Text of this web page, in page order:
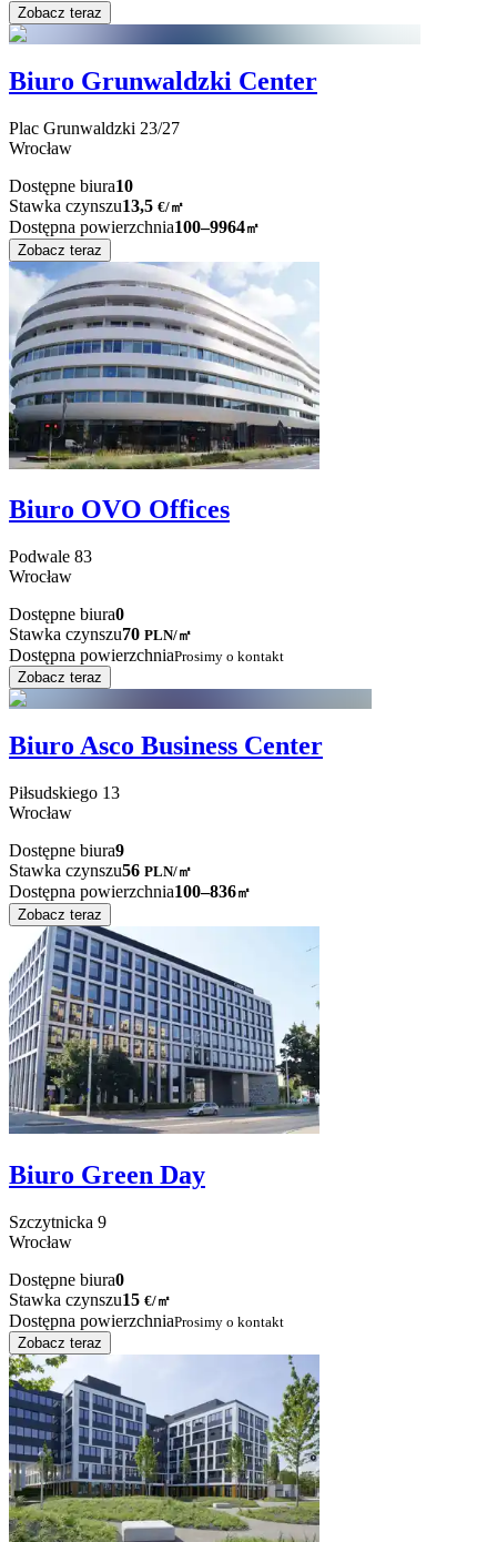
Zobacz teraz
Biuro Grunwaldzki Center
Plac Grunwaldzki 23/27
Wrocław
Dostępne biura10
Stawka czynszu13,5 €/㎡
Dostępna powierzchnia100–9964㎡
Zobacz teraz
Biuro OVO Offices
Podwale 83
Wrocław
Dostępne biura0
Stawka czynszu70 PLN/㎡
Dostępna powierzchniaProsimy o kontakt
Zobacz teraz
Biuro Asco Business Center
Piłsudskiego 13
Wrocław
Dostępne biura9
Stawka czynszu56 PLN/㎡
Dostępna powierzchnia100–836㎡
Zobacz teraz
Biuro Green Day
Szczytnicka 9
Wrocław
Dostępne biura0
Stawka czynszu15 €/㎡
Dostępna powierzchniaProsimy o kontakt
Zobacz teraz